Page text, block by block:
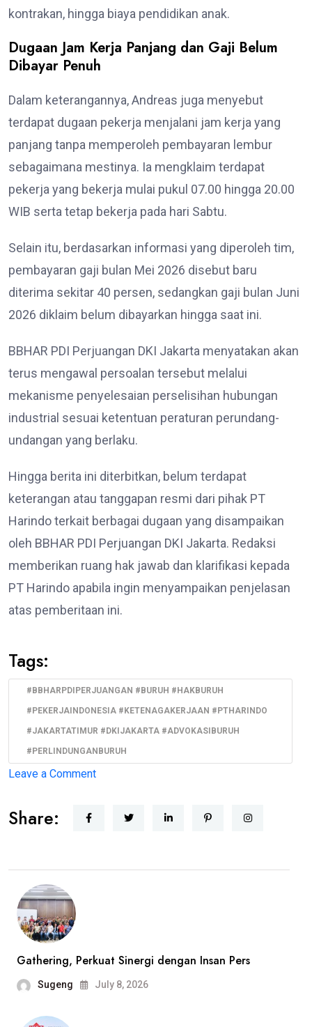
kontrakan, hingga biaya pendidikan anak.
Dugaan Jam Kerja Panjang dan Gaji Belum
Dibayar Penuh
Dalam keterangannya, Andreas juga menyebut
terdapat dugaan pekerja menjalani jam kerja yang
panjang tanpa memperoleh pembayaran lembur
sebagaimana mestinya. Ia mengklaim terdapat
pekerja yang bekerja mulai pukul 07.00 hingga 20.00
WIB serta tetap bekerja pada hari Sabtu.
Selain itu, berdasarkan informasi yang diperoleh tim,
pembayaran gaji bulan Mei 2026 disebut baru
diterima sekitar 40 persen, sedangkan gaji bulan Juni
2026 diklaim belum dibayarkan hingga saat ini.
BBHAR PDI Perjuangan DKI Jakarta menyatakan akan
terus mengawal persoalan tersebut melalui
mekanisme penyelesaian perselisihan hubungan
industrial sesuai ketentuan peraturan perundang-
undangan yang berlaku.
Hingga berita ini diterbitkan, belum terdapat
keterangan atau tanggapan resmi dari pihak PT
Harindo terkait berbagai dugaan yang disampaikan
oleh BBHAR PDI Perjuangan DKI Jakarta. Redaksi
memberikan ruang hak jawab dan klarifikasi kepada
PT Harindo apabila ingin menyampaikan penjelasan
atas pemberitaan ini.
Tags:
#BBHARPDIPERJUANGAN #BURUH #HAKBURUH
#PEKERJAINDONESIA #KETENAGAKERJAAN #PTHARINDO
#JAKARTATIMUR #DKIJAKARTA #ADVOKASIBURUH
#PERLINDUNGANBURUH
Leave a Commenton
Jakarta
Share:
Gathering, Perkuat Sinergi dengan Insan Pers
Sugeng July 8, 2026